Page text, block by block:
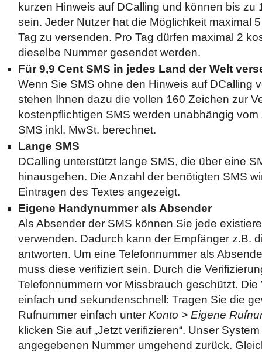
kurzen Hinweis auf DCalling und können bis zu
sein. Jeder Nutzer hat die Möglichkeit maximal
Tag zu versenden. Pro Tag dürfen maximal 2
dieselbe Nummer gesendet werden.
Für 9,9 Cent SMS in jedes Land der Welt
Wenn Sie SMS ohne den Hinweis auf DCalling
stehen Ihnen dazu die vollen 160 Zeichen zur
kostenpflichtigen SMS werden unabhängig
SMS inkl. MwSt. berechnet.
Lange SMS
DCalling unterstützt lange SMS, die über eine
hinausgehen. Die Anzahl der benötigten SMS
Eintragen des Textes angezeigt.
Eigene Handynummer als Absender
Als Absender der SMS können Sie jede
verwenden. Dadurch kann der Empfänger z.B.
antworten. Um eine Telefonnummer als
muss diese verifiziert sein. Durch die
Telefonnummern vor Missbrauch geschützt. Die
einfach und sekundenschnell: Tragen Sie die
Rufnummer einfach unter Konto > Eigene
klicken Sie auf „Jetzt verifizieren“. Unser
angegebenen Nummer umgehend zurück.